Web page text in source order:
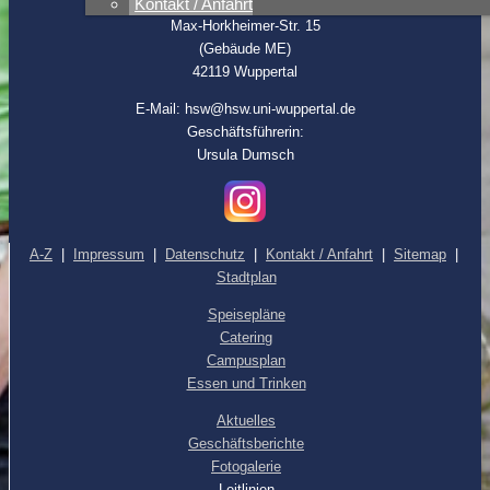
Kontakt / Anfahrt
Max-Horkheimer-Str. 15
(Gebäude ME)
42119 Wuppertal
E-Mail: hsw@hsw.uni-wuppertal.de
Geschäftsführerin:
Ursula Dumsch
A-Z Impressum Datenschutz Kontakt / Anfahrt Sitemap
Stadtplan
Speisepläne
Catering
Campusplan
Essen und Trinken
Aktuelles
Geschäftsberichte
Fotogalerie